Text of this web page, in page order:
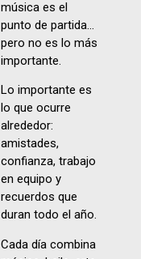
música es el
punto de partida…
pero no es lo más
importante.
Lo importante es
lo que ocurre
alrededor:
amistades,
confianza, trabajo
en equipo y
recuerdos que
duran todo el año.
Cada día combina